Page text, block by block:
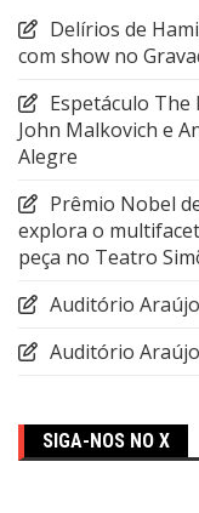
Delírios de
com show no
Espetáculo
John Malkovich e
Alegre
Prêmio Nobel
explora o
peça no Teatro
Auditório
Auditório
SIGA-NOS NO X